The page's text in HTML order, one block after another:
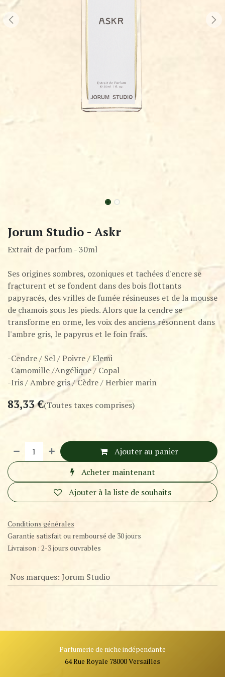
Jorum Studio - Askr
Extrait de parfum - 30ml
Ses origines sombres, ozoniques et tachées d'encre se
fracturent et se fondent dans des bois flottants
papyracés, des vrilles de fumée résineuses et de la mousse
de chamois sous les pieds. Alors que la cendre se
transforme en orme, les voix des anciens résonnent dans
l'ambre gris, le papyrus et le foin frais.
-Cendre / Sel / Poivre / Elemi
-Camomille /Angélique / Copal
-Iris / Ambre gris / Cèdre / Herbier marin
83,33€(Toutes taxes comprises)
Ajouter au panier
Acheter maintenant
Ajouter à la liste de souhaits
Conditions générales
Garantie satisfait ou remboursé de 30 jours
Livraison : 2-3 jours ouvrables
Nos marques: Jorum Studio
Parfumerie de niche indépendante
64 Rue Royale 78000 Versailles